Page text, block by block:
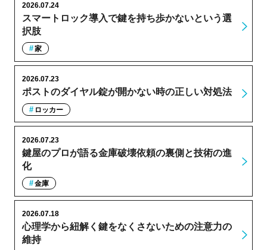
スマートロック導入で鍵を持ち歩かないという選
択肢
2026.07.24
家
ポストのダイヤル錠が開かない時の正しい対処法
2026.07.23
ロッカー
鍵屋のプロが語る金庫破壊依頼の裏側と技術の進
化
2026.07.23
金庫
心理学から紐解く鍵をなくさないための注意力の
維持
2026.07.18